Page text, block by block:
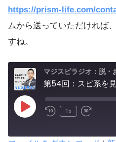
https://prism-life.com/
ムから送っていただければ
すね。
1x